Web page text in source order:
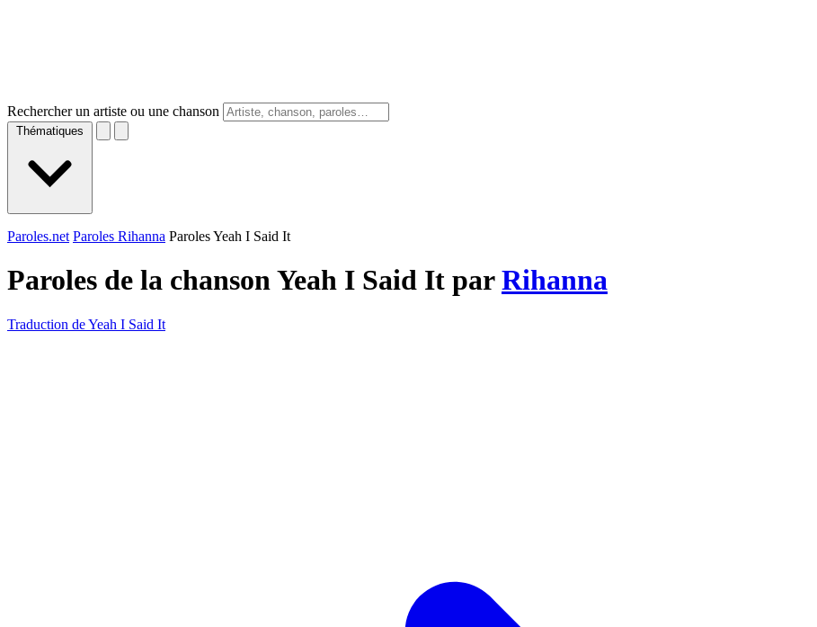
Rechercher un artiste ou une chanson
Thématiques
Paroles.net Paroles Rihanna Paroles Yeah I Said It
Paroles de la chanson Yeah I Said It parRihanna
Traduction de Yeah I Said It